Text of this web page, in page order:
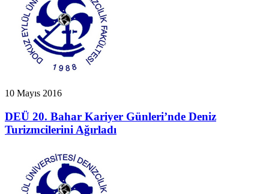
10 Mayıs 2016
DEÜ 20. Bahar Kariyer Günleri’nde Deniz
Turizmcilerini Ağırladı